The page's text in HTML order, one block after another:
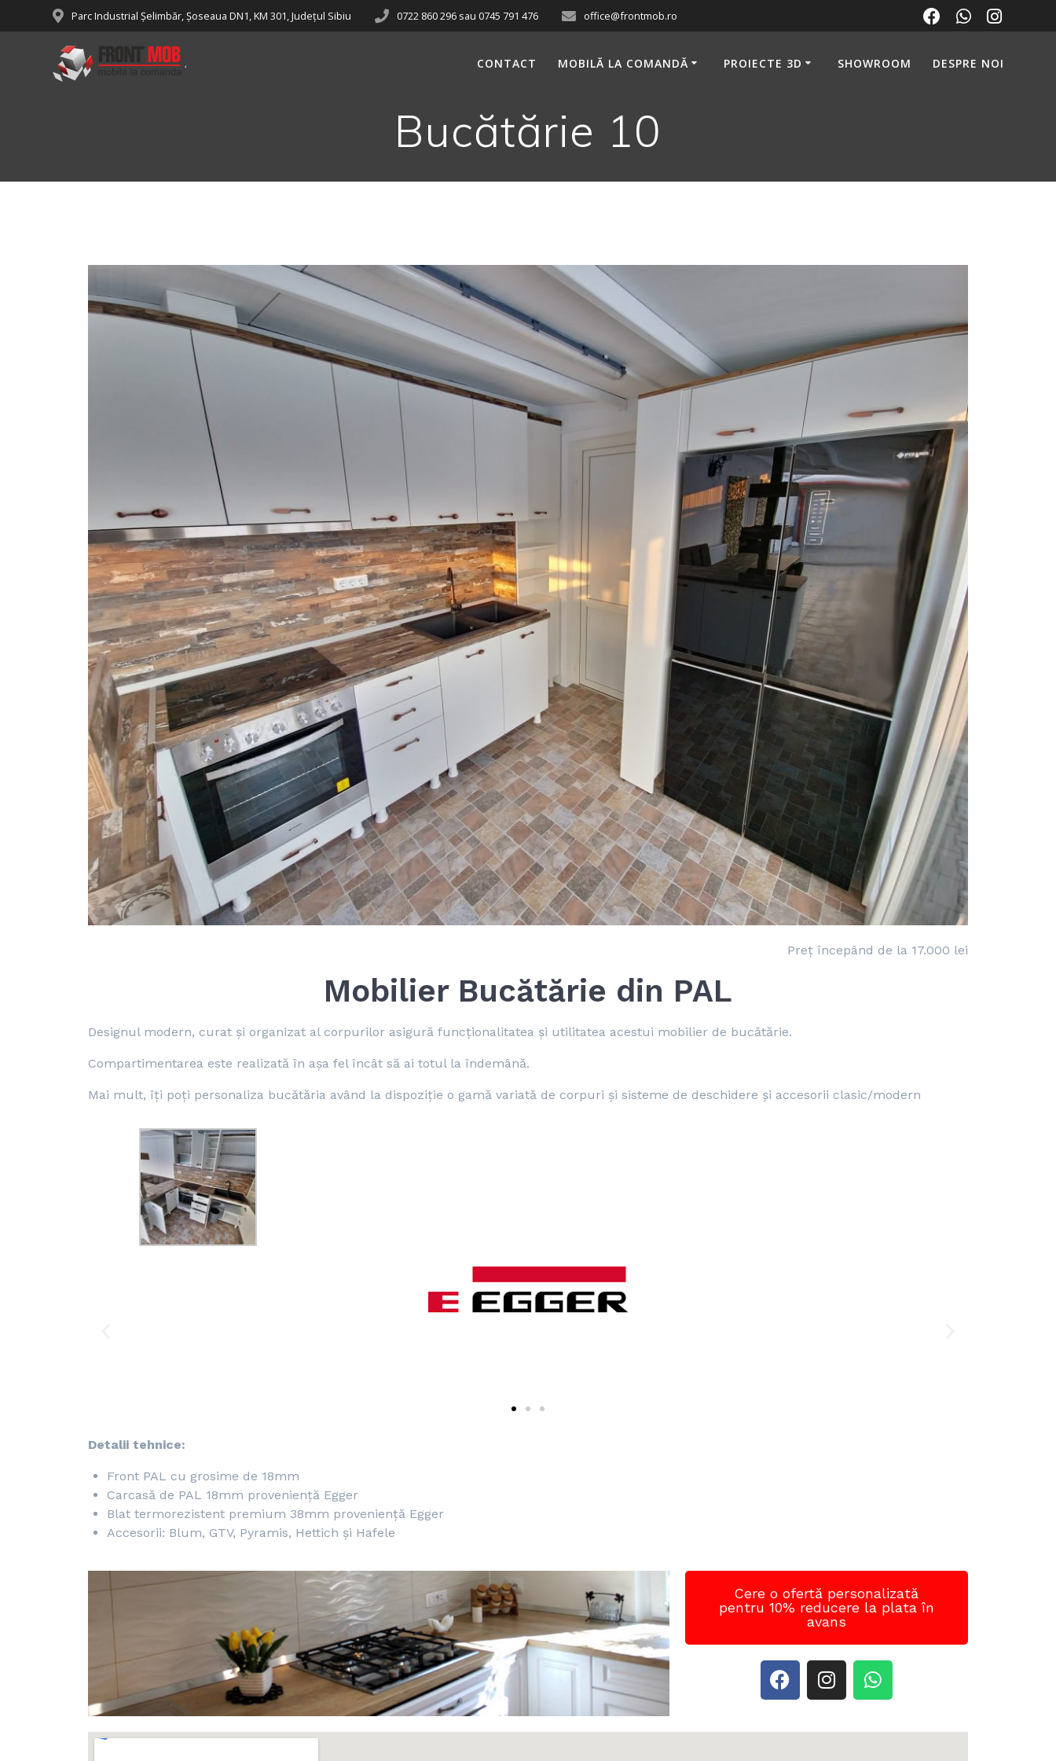
Parc Industrial Șelimbăr, Șoseaua DN1, KM 301, Județul Sibiu 0722 860 296 sau 0745 791 476 office@frontmob.ro
CONTACT MOBILĂ LA COMANDĂ PROIECTE 3D SHOWROOM DESPRE NOI
Bucătărie 10
Preț începând de la 17.000 lei
Mobilier Bucătărie din PAL
Designul modern, curat și organizat al corpurilor asigură funcționalitatea și utilitatea acestui mobilier de bucătărie.
Compartimentarea este realizată în așa fel încât să ai totul la îndemână.
Mai mult, îți poți personaliza bucătăria având la dispoziție o gamă variată de corpuri și sisteme de deschidere și accesorii clasic/modern
Detalii tehnice:
Front PAL cu grosime de 18mm
Carcasă de PAL 18mm proveniență Egger
Blat termorezistent premium 38mm proveniență Egger
Accesorii: Blum, GTV, Pyramis, Hettich și Hafele
Cere o ofertă personalizată
pentru 10% reducere la plata în
avans